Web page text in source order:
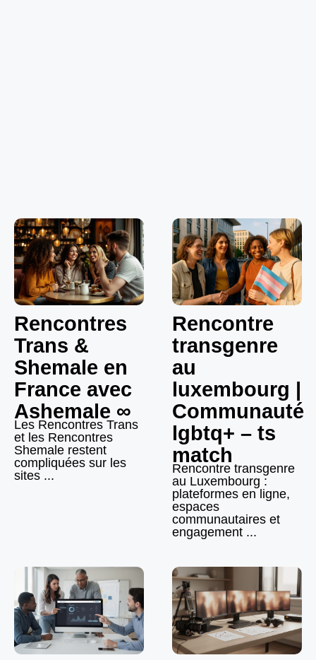
Rencontres
Trans &
Shemale en
France avec
Ashemale ∞
Les Rencontres Trans
et les Rencontres
Shemale restent
compliquées sur les
sites ...
Rencontre
transgenre
au
luxembourg |
Communauté
lgbtq+ – ts
match
Rencontre transgenre
au Luxembourg :
plateformes en ligne,
espaces
communautaires et
engagement ...